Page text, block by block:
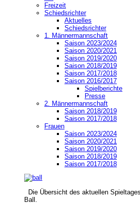
Freizeit
Schiedsrichter
Aktuelles
Schiedsrichter
1. Männermannschaft
Saison 2023/2024
Saison 2020/2021
Saison 2019/2020
Saison 2018/2019
Saison 2017/2018
Saison 2016/2017
Spielberichte
Presse
2. Männermannschaft
Saison 2018/2019
Saison 2017/2018
Frauen
Saison 2023/2024
Saison 2020/2021
Saison 2019/2020
Saison 2018/2019
Saison 2017/2018
Die Übersicht des aktuellen
Ball.